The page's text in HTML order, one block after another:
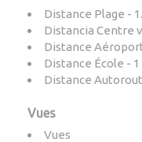
Distance Plage -
Distancia Centre
Distance
Distance École - 1
Distance
Vues
Vues